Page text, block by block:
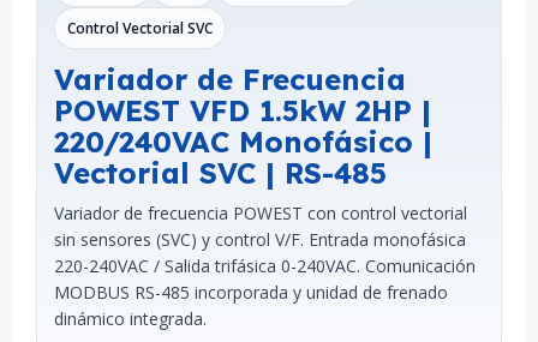
Control Vectorial SVC
Variador de Frecuencia
POWEST VFD 1.5kW 2HP |
220/240VAC Monofásico |
Vectorial SVC | RS-485
Variador de frecuencia POWEST con control vectorial
sin sensores (SVC) y control V/F. Entrada monofásica
220-240VAC / Salida trifásica 0-240VAC. Comunicación
MODBUS RS-485 incorporada y unidad de frenado
dinámico integrada.